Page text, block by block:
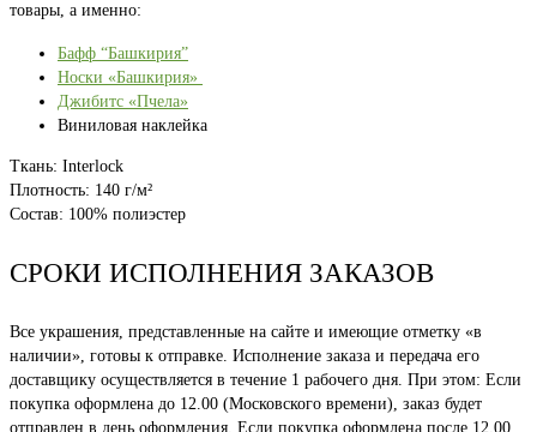
товары, а именно:
Бафф “Башкирия”
Носки «Башкирия»
Джибитс «Пчела»
Виниловая наклейка
Ткань: Interlock
Плотность: 140 г/м²
Состав: 100% полиэстер
СРОКИ ИСПОЛНЕНИЯ ЗАКАЗОВ
Все украшения, представленные на сайте и имеющие отметку «в
наличии», готовы к отправке. Исполнение заказа и передача его
доставщику осуществляется в течение 1 рабочего дня. При этом: Если
покупка оформлена до 12.00 (Московского времени), заказ будет
отправлен в день оформления. Если покупка оформлена после 12.00